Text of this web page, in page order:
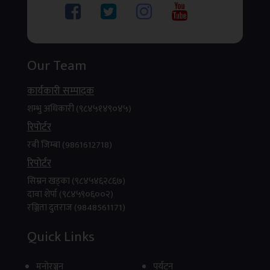
Our Team
कार्यकारी सम्पादक
शम्भु अधिकारी (९८४५१४९०४५)
रिपाेर्टर
रबी जिम्बा (9861612718)
रिपाेर्टर
सिम्रन खड्का (९८४५४६२८६७)
दावा शेर्पा (९८४५९०६००२)
रञ्जिता दुतराज (9848561171)
Quick Links
मनाेरञ्जन पर्यटन